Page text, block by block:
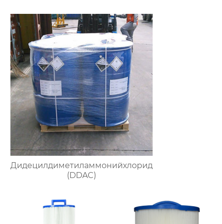
Дидецилдиметиламмонийхлорид
(DDAC)